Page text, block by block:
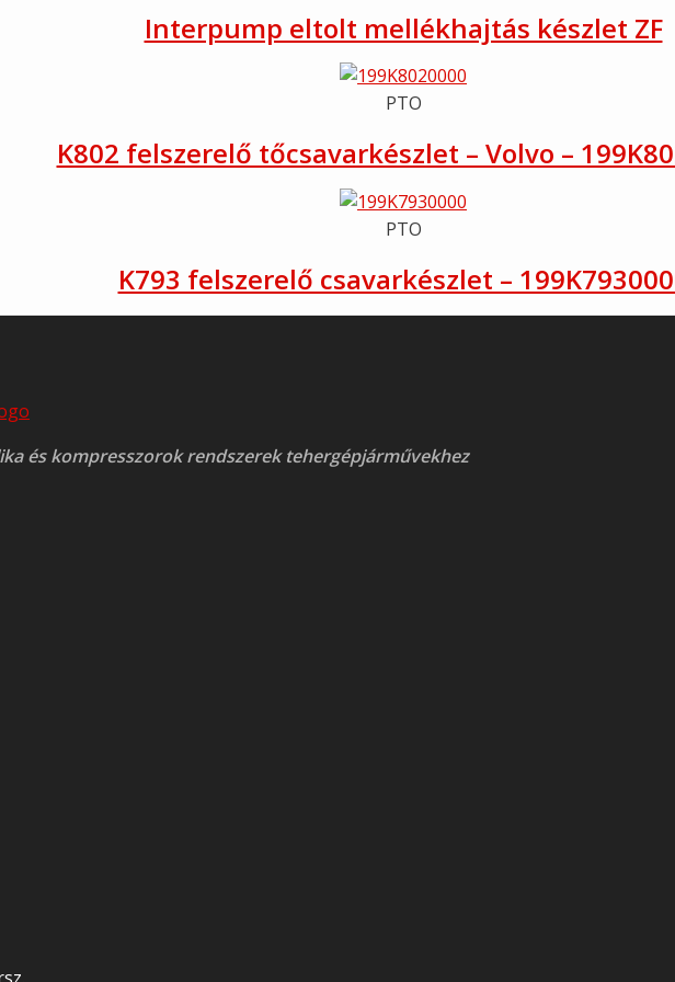
Interpump eltolt mellékhajtás készlet ZF
PTO
K802 felszerelő tőcsavarkészlet – Volvo –
PTO
K793 felszerelő csavarkészlet –
és kompresszorok rendszerek tehergépjárművekhez